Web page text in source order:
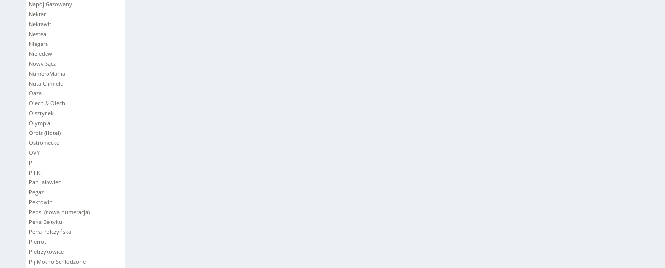
Napój Gazowany
Nektar
Nektawit
Nestea
Niagara
Nieledew
Nowy Sącz
NumeroMania
Nuta Chmielu
Oaza
Olech & Olech
Olsztynek
Olympia
Orbis (Hotel)
Ostromecko
OVY
P
P.I.K.
Pan Jałowiec
Pegaz
Pektowin
Pepsi (nowa numeracja)
Perła Bałtyku
Perła Połczyńska
Pierrot
Pietrzykowice
Pij Mocno Schłodzone